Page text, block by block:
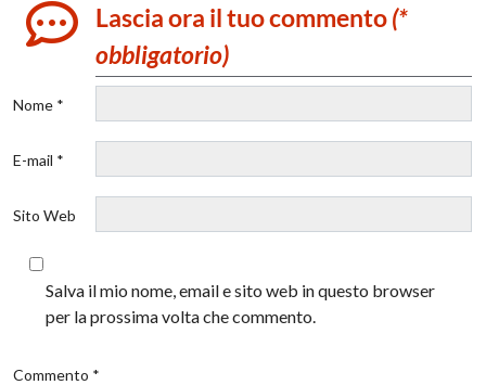
Lascia ora il tuo commento(*
obbligatorio)
Nome *
E-mail *
Sito Web
Salva il mio nome, email e sito web in questo browser
per la prossima volta che commento.
Commento *